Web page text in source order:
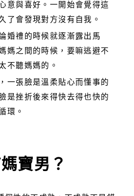
意與喜好。一開始會覺得這
了會發現對方沒有自我。
婚禮的時候就逐漸露出馬
媽之間的時候，要嘛逃避不
不聽媽媽的。
一張臉是溫柔貼心而懂事的
是挫折後來得快去得也快的
環。
寶男？